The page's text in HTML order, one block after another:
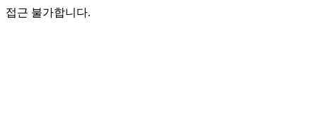
접근 불가합니다.